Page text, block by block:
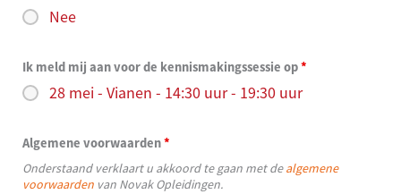
Nee
Ik meld mij aan voor de kennismakingssessie op*
28 mei - Vianen - 14:30 uur - 19:30 uur
Algemene voorwaarden*
Onderstaand verklaart u akkoord te gaan met dealgemene
voorwaarden van Novak Opleidingen.